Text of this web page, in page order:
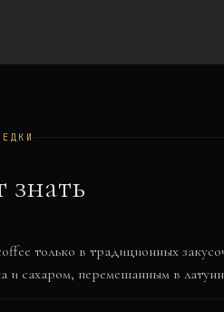
знать
только в традиционных
и сахаром, перемешанным в